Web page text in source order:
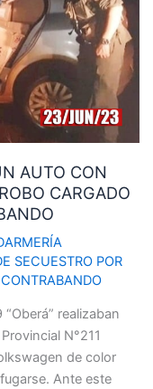
AUTO CON
CARGADO
SECUESTRO POR
realizaban
N°211
de color
Ante este